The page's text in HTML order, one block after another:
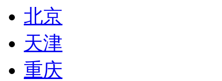
北京
天津
重庆